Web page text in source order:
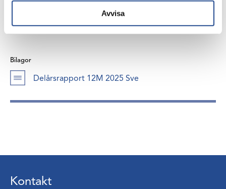
Avvisa
Bilagor
Delårsrapport 12M 2025 Sve
Kontakt